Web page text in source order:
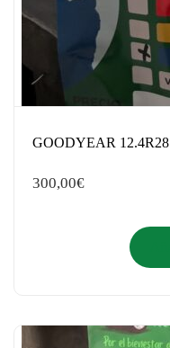
GOODYEAR 12.4R28
300,00€